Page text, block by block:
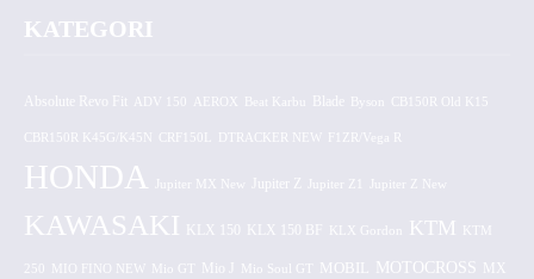
KATEGORI
Absolute Revo Fit ADV 150 AEROX CB150R Old K15
CBR150R K45G/K45N CRF150L DTRACKER NEW F1ZR/Vega R
HONDA Jupiter MX New Jupiter Z
KAWASAKI KLX 150 KLX 150 BF KLX Gordon KTM KTM
250 MIO FINO NEW Mio GT Mio J Mio Soul GT MOBIL MOTOCROSS MX